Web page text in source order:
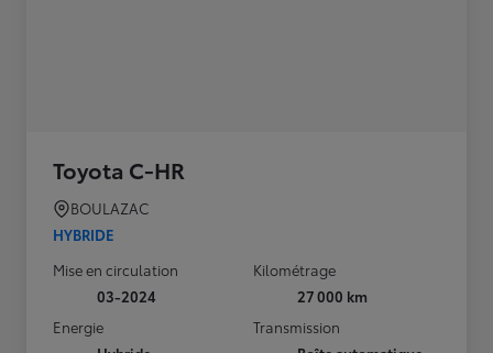
Toyota C-HR
BOULAZAC
HYBRIDE
Mise en circulation
03-2024
Kilométrage
27 000 km
Energie
Transmission